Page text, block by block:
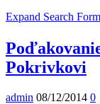
Expand Search Form
Pokrivkovi
admin 08/12/2014 0